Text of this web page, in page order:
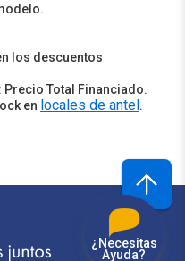
los descuentos
Precio Total Financiado.
en locales de antel.
¿Necesitas
Ayuda?